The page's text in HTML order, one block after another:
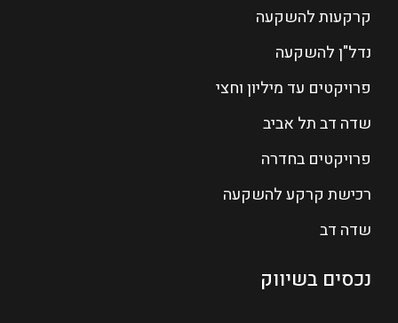
קרקעות להשקעה
נדל"ן להשקעה
פרויקטים עד מיליון וחצי
שדה דב תל אביב
פרויקטים בחדרה
רכישת קרקע להשקעה
שדה דב
נכסים בשיווק